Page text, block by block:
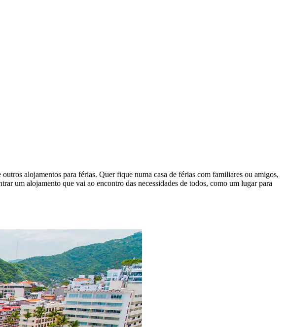
alojamentos para férias. Quer fique numa casa de férias com familiares ou amigos,
um alojamento que vai ao encontro das necessidades de todos, como um lugar para